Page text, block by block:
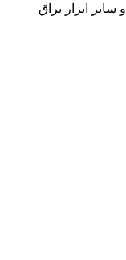
جهت خرید بست فلزی مدل تی مپا – mepa و سایر ابزار یراق